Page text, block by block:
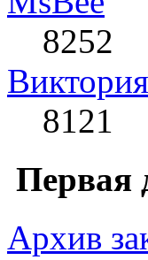
8252
8121
Первая
Архив